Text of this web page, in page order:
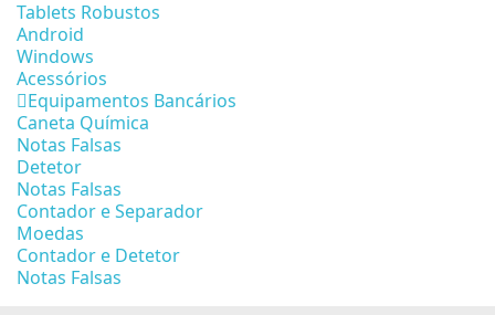
Tablets Robustos
Android
Windows
Acessórios
Equipamentos Bancários
Caneta Química
Notas Falsas
Detetor
Notas Falsas
Contador e Separador
Moedas
Contador e Detetor
Notas Falsas